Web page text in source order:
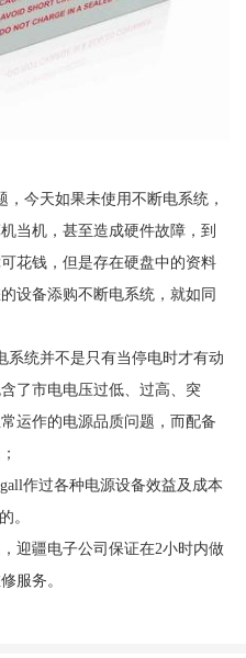
今天如果未使用不断电系统，
当机，甚至造成硬件故障，到
花钱，但是存在硬盘中的资料
设备添购不断电系统，就如同
系统并不是只有当停电时才有动
了市电电压过低、过高、突
运作的电源品质问题，而配备
作过各种电源设备效益及成本
。
迎疆电子公司保证在2小时内做
服务。